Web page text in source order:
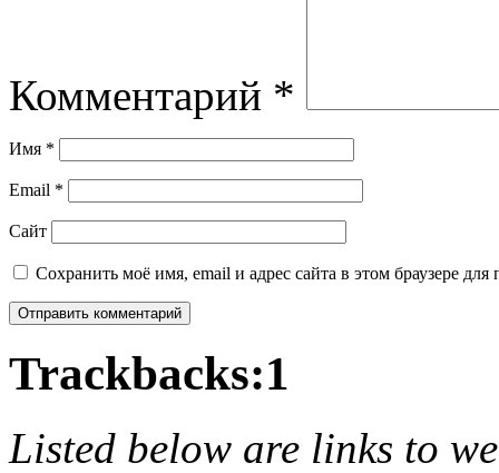
Комментарий *
Имя *
Email *
Сайт
Сохранить моё имя, email и адрес сайта в этом браузере
Trackbacks:1
Listed below are links to